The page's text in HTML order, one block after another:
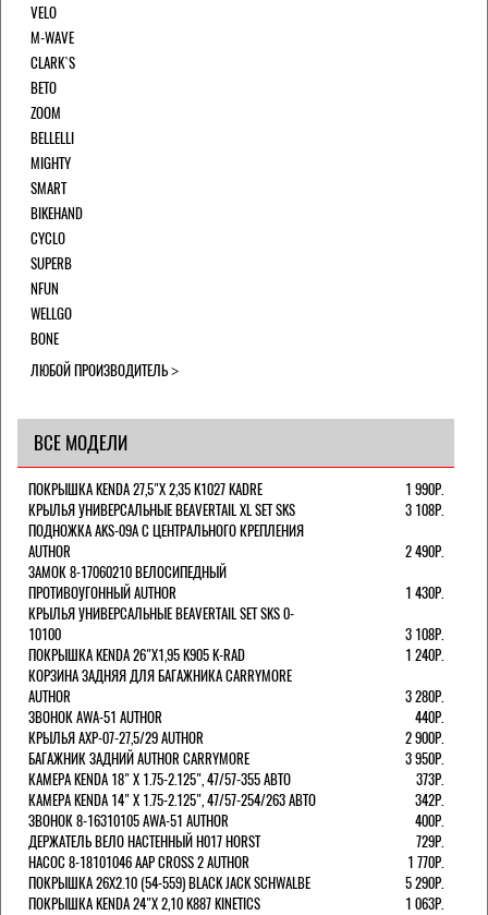
VELO
M-WAVE
CLARK`S
BETO
ZOOM
BELLELLI
MIGHTY
SMART
BIKEHAND
CYCLO
SUPERB
NFUN
WELLGO
BONE
ЛЮБОЙ ПРОИЗВОДИТЕЛЬ
ВСЕ МОДЕЛИ
ПОКРЫШКА KENDA 27,5"Х 2,35 K1027 KADRE
1 990Р.
КРЫЛЬЯ УНИВЕРСАЛЬНЫЕ BEAVERTAIL XL SET SKS
3 108Р.
ПОДНОЖКА AKS-09A C ЦЕНТРАЛЬНОГО КРЕПЛЕНИЯ
AUTHOR
2 490Р.
ЗАМОК 8-17060210 ВЕЛОСИПЕДНЫЙ
ПРОТИВОУГОННЫЙ AUTHOR
1 430Р.
КРЫЛЬЯ УНИВЕРСАЛЬНЫЕ BEAVERTAIL SET SKS 0-
10100
3 108Р.
ПОКРЫШКА KENDA 26"Х1,95 K905 K-RAD
1 240Р.
КОРЗИНА ЗАДНЯЯ ДЛЯ БАГАЖНИКА CARRYMORE
AUTHOR
3 280Р.
ЗВОНОК AWA-51 AUTHOR
440Р.
КРЫЛЬЯ AXP-07-27,5/29 AUTHOR
2 900Р.
БАГАЖНИК ЗАДНИЙ AUTHOR CARRYMORE
3 950Р.
КАМЕРА KENDA 18" Х 1.75-2.125", 47/57-355 АВТО
373Р.
КАМЕРА KENDA 14" Х 1.75-2.125", 47/57-254/263 АВТО
342Р.
ЗВОНОК 8-16310105 AWA-51 AUTHOR
400Р.
ДЕРЖАТЕЛЬ ВЕЛО НАСТЕННЫЙ H017 HORST
729Р.
НАСОС 8-18101046 AAP CROSS 2 AUTHOR
1 770Р.
ПОКРЫШКА 26X2.10 (54-559) BLACK JACK SCHWALBE
5 290Р.
ПОКРЫШКА KENDA 24"Х 2,10 K887 KINETICS
1 063Р.